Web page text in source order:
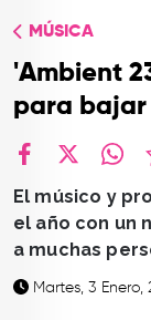
CONTACTO
MÚSICA
'Ambient
para bajar
El músico y
el año con un
a muchas
Martes, 3